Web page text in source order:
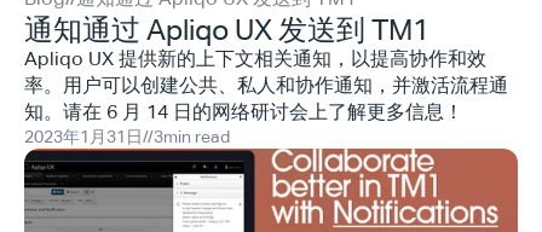
通知通过 Apliqo UX 发送到 TM1
Apliqo UX 提供新的上下文相关通知，以提高协作和效
率。用户可以创建公共、私人和协作通知，并激活流程通
知。请在 6 月 14 日的网络研讨会上了解更多信息！
2023年1月31日//3min read